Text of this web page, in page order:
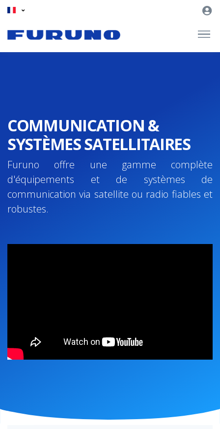
COMMUNICATION &
SYSTÈMES SATELLITAIRES
Furuno offre une gamme complète
d'équipements et de systèmes de
communication via satellite ou radio fiables et
robustes.